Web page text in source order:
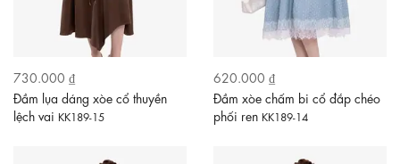
730.000 ₫
Đầm lụa dáng xòe cổ thuyền
lệch vai KK189-15
620.000 ₫
Đầm xòe chấm bi cổ đắp chéo
phối ren KK189-14